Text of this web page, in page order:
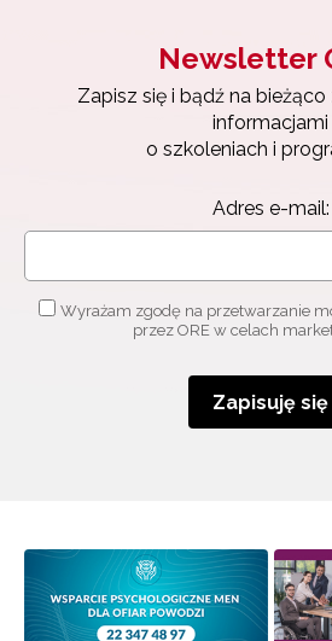
Newsletter
Zapisz się i bądź na
informacjami
o szkoleniach i
Adres e-mail:
Wyrażam zgodę na przetwarzanie
przez ORE w celach
Zapisuję się